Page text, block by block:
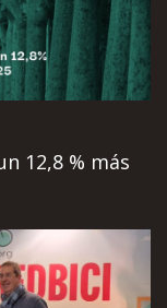
12,8 % más